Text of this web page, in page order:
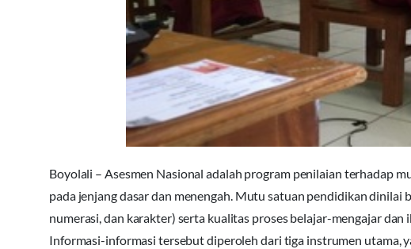
Boyolali – Asesmen Nasional adalah program penilaian terhadap
pada jenjang dasar dan menengah. Mutu satuan pendidikan dinilai
numerasi, dan karakter) serta kualitas proses belajar-mengajar
Informasi-informasi tersebut diperoleh dari tiga instrumen utama,